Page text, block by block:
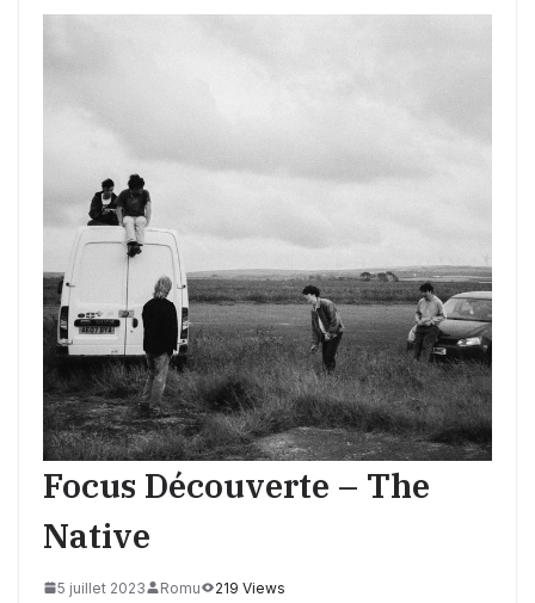
Focus Découverte – The
Native
5 juillet 2023 Romu 219 Views